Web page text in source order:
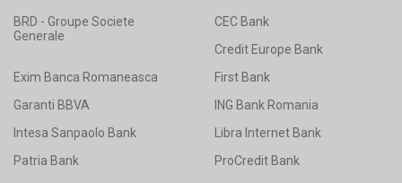
BRD - Groupe Societe
Generale
CEC Bank
Credit Europe Bank
Exim Banca Romaneasca
First Bank
Garanti BBVA
ING Bank Romania
Intesa Sanpaolo Bank
Libra Internet Bank
Patria Bank
ProCredit Bank